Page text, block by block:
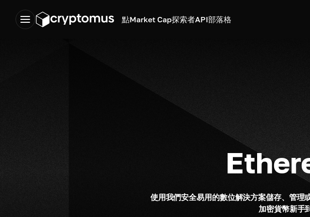
點Market Cap探索者API部落格
使用我們安全易用的數位解決方案儲存、管
加密貨幣新手